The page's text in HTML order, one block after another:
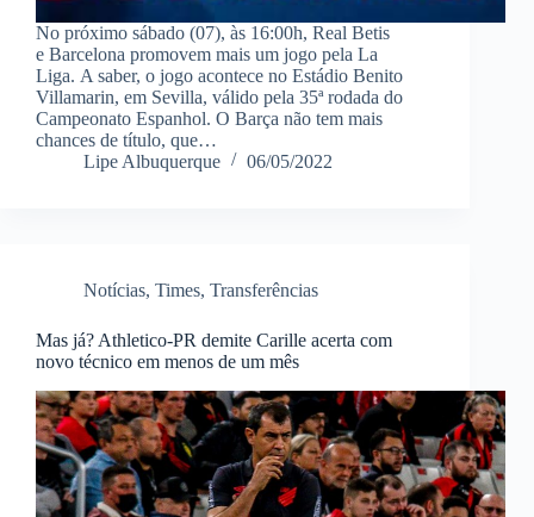
No próximo sábado (07), às 16:00h, Real Betis
e Barcelona promovem mais um jogo pela La
Liga. A saber, o jogo acontece no Estádio Benito
Villamarin, em Sevilla, válido pela 35ª rodada do
Campeonato Espanhol. O Barça não tem mais
chances de título, que…
Lipe Albuquerque
06/05/2022
Notícias, Times, Transferências
Mas já? Athletico-PR demite Carille acerta com
novo técnico em menos de um mês